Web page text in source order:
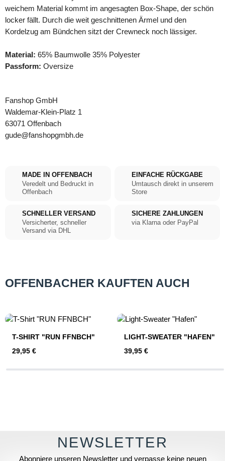
weichem Material kommt im angesagten Box-Shape, der schön
locker fällt. Durch die weit geschnittenen Ärmel und den
Kordelzug am Bündchen sitzt der Crewneck noch lässiger.
Material: 65% Baumwolle 35% Polyester
Passform: Oversize
Fanshop GmbH
Waldemar-Klein-Platz 1
63071 Offenbach
gude@fanshopgmbh.de
MADE IN OFFENBACH
Veredelt und Bedruckt in
Offenbach
EINFACHE RÜCKGABE
Umtausch direkt in unserem
Store
SCHNELLER VERSAND
Versicherter, schneller
Versand via DHL
SICHERE ZAHLUNGEN
via Klarna oder PayPal
OFFENBACHER KAUFTEN AUCH
T-SHIRT "RUN FFNBCH"
Regulärer Preis:
29,95 €
LIGHT-SWEATER "HAFEN"
Regulärer Preis:
39,95 €
Abonniere unseren Newsletter und verpasse keine neuen